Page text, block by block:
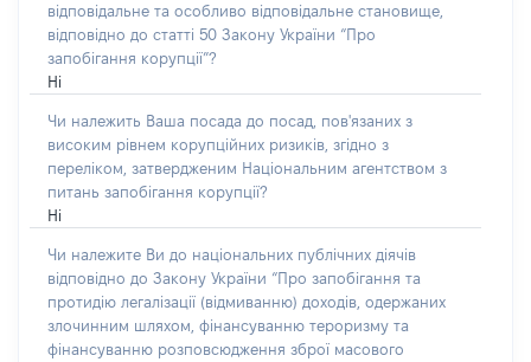
відповідальне та особливо відповідальне становище,
відповідно до статті 50 Закону України “Про
запобігання корупції”?
Ні
Чи належить Ваша посада до посад, пов'язаних з
високим рівнем корупційних ризиків, згідно з
переліком, затвердженим Національним агентством з
питань запобігання корупції?
Ні
Чи належите Ви до національних публічних діячів
відповідно до Закону України “Про запобігання та
протидію легалізації (відмиванню) доходів, одержаних
злочинним шляхом, фінансуванню тероризму та
фінансуванню розповсюдження зброї масового